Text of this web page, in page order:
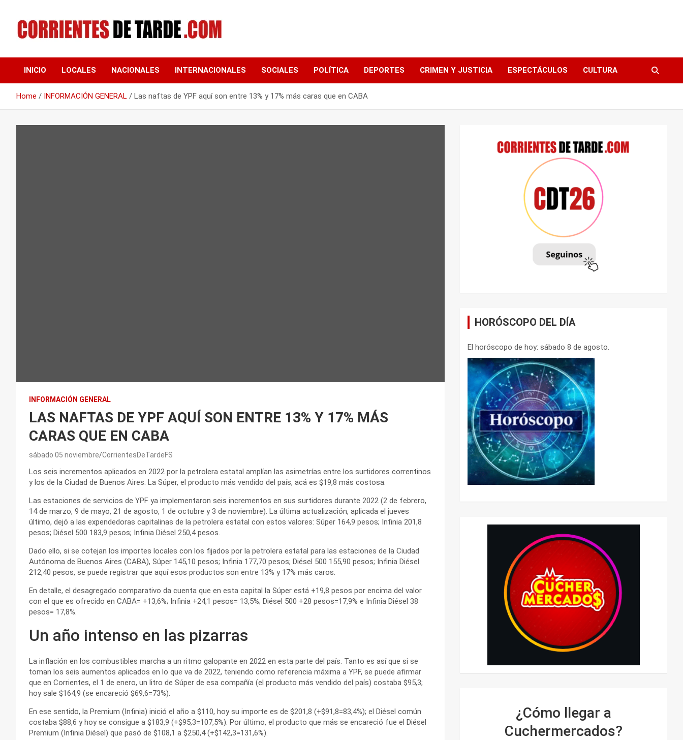
content
CORRIENTES DE
TARDE
INICIO LOCALES NACIONALES INTERNACIONALES SOCIALES POLÍTICA DEPORTES CRIMEN Y JUSTICIA ESPECTÁCULOS CULTURA
Home INFORMACIÓN GENERAL Las naftas de YPF aquí son entre 13% y 17% más caras que en CABA
INFORMACIÓN GENERAL
LAS NAFTAS DE YPF AQUÍ SON ENTRE 13% Y 17% MÁS
CARAS QUE EN CABA
sábado 05 noviembre CorrientesDeTardeFS
Los seis incrementos aplicados en 2022 por la petrolera estatal amplían las asimetrías entre los surtidores correntinos
y los de la Ciudad de Buenos Aires. La Súper, el producto más vendido del país, acá es $19,8 más costosa.
Las estaciones de servicios de YPF ya implementaron seis incrementos en sus surtidores durante 2022 (2 de febrero,
14 de marzo, 9 de mayo, 21 de agosto, 1 de octubre y 3 de noviembre). La última actualización, aplicada el jueves
último, dejó a las expendedoras capitalinas de la petrolera estatal con estos valores: Súper 164,9 pesos; Infinia 201,8
pesos; Diésel 500 183,9 pesos; Infinia Diésel 250,4 pesos.
Dado ello, si se cotejan los importes locales con los fijados por la petrolera estatal para las estaciones de la Ciudad
Autónoma de Buenos Aires (CABA), Súper 145,10 pesos; Infinia 177,70 pesos; Diésel 500 155,90 pesos; Infinia Diésel
212,40 pesos, se puede registrar que aquí esos productos son entre 13% y 17% más caros.
En detalle, el desagregado comparativo da cuenta que en esta capital la Súper está +19,8 pesos por encima del valor
con el que es ofrecido en CABA= +13,6%; Infinia +24,1 pesos= 13,5%; Diésel 500 +28 pesos=17,9% e Infinia Diésel 38
pesos= 17,8%.
Un año intenso en las pizarras
La inflación en los combustibles marcha a un ritmo galopante en 2022 en esta parte del país. Tanto es así que si se
toman los seis aumentos aplicados en lo que va de 2022, teniendo como referencia máxima a YPF, se puede afirmar
que en Corrientes, el 1 de enero, un litro de Súper de esa compañía (el producto más vendido del país) costaba $95,3;
hoy sale $164,9 (se encareció $69,6=73%).
En ese sentido, la Premium (Infinia) inició el año a $110, hoy su importe es de $201,8 (+$91,8=83,4%); el Diésel común
costaba $88,6 y hoy se consigue a $183,9 (+$95,3=107,5%). Por último, el producto que más se encareció fue el Diésel
Premium (Infinia Diésel) que pasó de $108,1 a $250,4 (+$142,3=131,6%).
HORÓSCOPO DEL DÍA
El horóscopo de hoy: sábado 8 de agosto.
¿Cómo llegar a
Cuchermercados?